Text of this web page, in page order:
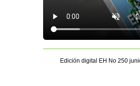
Edición digital EH No 250